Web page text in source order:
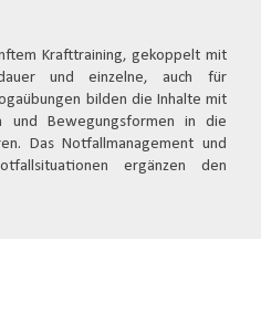
Krafttraining, gekoppelt mit
und einzelne, auch für
bilden die Inhalte mit
und Bewegungsformen in die
Das Notfallmanagement und
ergänzen den